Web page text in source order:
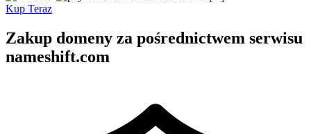
Kup Teraz
Zakup domeny za pośrednictwem serwisu
nameshift.com